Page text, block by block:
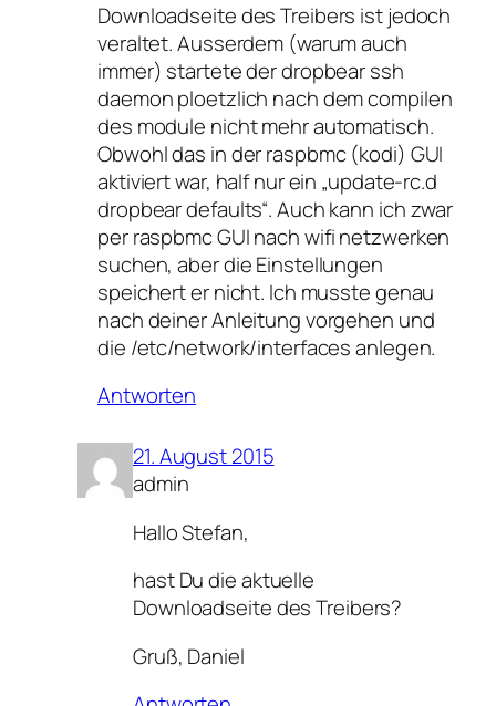
Downloadseite des Treibers ist jedoch
veraltet. Ausserdem (warum auch
immer) startete der dropbear ssh
daemon ploetzlich nach dem compilen
des module nicht mehr automatisch.
Obwohl das in der raspbmc (kodi) GUI
aktiviert war, half nur ein „update-rc.d
dropbear defaults“. Auch kann ich zwar
per raspbmc GUI nach wifi netzwerken
suchen, aber die Einstellungen
speichert er nicht. Ich musste genau
nach deiner Anleitung vorgehen und
die /etc/network/interfaces anlegen.
Antworten
21. August 2015
admin
Hallo Stefan,
hast Du die aktuelle
Downloadseite des Treibers?
Gruß, Daniel